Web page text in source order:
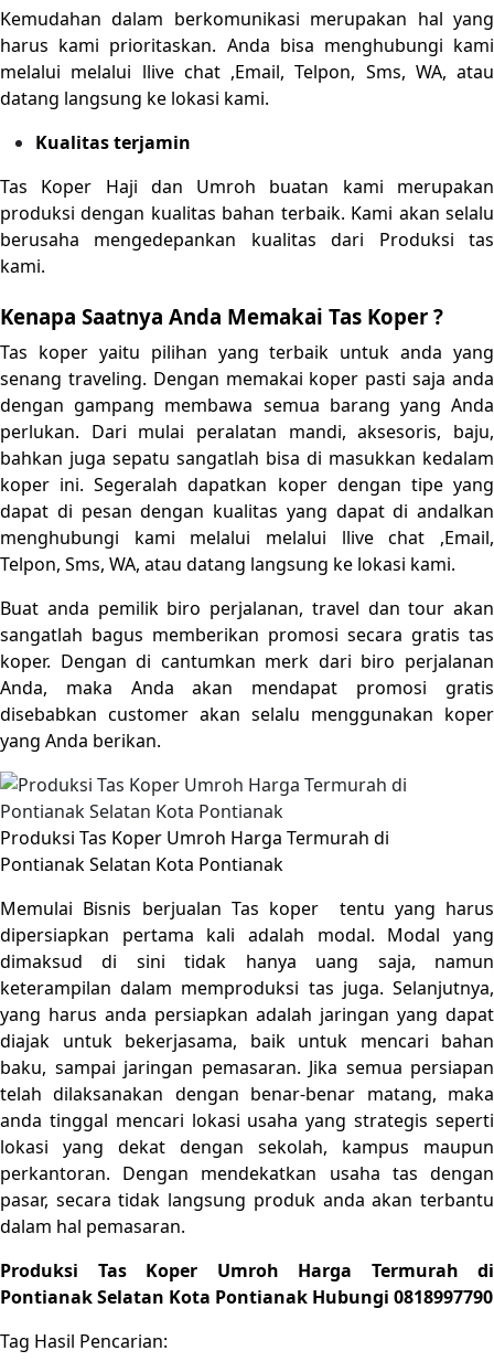
Kemudahan dalam berkomunikasi merupakan hal yang
harus kami prioritaskan. Anda bisa menghubungi kami
melalui melalui llive chat ,Email, Telpon, Sms, WA, atau
datang langsung ke lokasi kami.
Kualitas terjamin
Tas Koper Haji dan Umroh buatan kami merupakan
produksi dengan kualitas bahan terbaik. Kami akan selalu
berusaha mengedepankan kualitas dari Produksi tas
kami.
Kenapa Saatnya Anda Memakai Tas Koper ?
Tas koper yaitu pilihan yang terbaik untuk anda yang
senang traveling. Dengan memakai koper pasti saja anda
dengan gampang membawa semua barang yang Anda
perlukan. Dari mulai peralatan mandi, aksesoris, baju,
bahkan juga sepatu sangatlah bisa di masukkan kedalam
koper ini. Segeralah dapatkan koper dengan tipe yang
dapat di pesan dengan kualitas yang dapat di andalkan
menghubungi kami melalui melalui llive chat ,Email,
Telpon, Sms, WA, atau datang langsung ke lokasi kami.
Buat anda pemilik biro perjalanan, travel dan tour akan
sangatlah bagus memberikan promosi secara gratis tas
koper. Dengan di cantumkan merk dari biro perjalanan
Anda, maka Anda akan mendapat promosi gratis
disebabkan customer akan selalu menggunakan koper
yang Anda berikan.
Produksi Tas Koper Umroh Harga Termurah di
Pontianak Selatan Kota Pontianak
Memulai Bisnis berjualan Tas koper tentu yang harus
dipersiapkan pertama kali adalah modal. Modal yang
dimaksud di sini tidak hanya uang saja, namun
keterampilan dalam memproduksi tas juga. Selanjutnya,
yang harus anda persiapkan adalah jaringan yang dapat
diajak untuk bekerjasama, baik untuk mencari bahan
baku, sampai jaringan pemasaran. Jika semua persiapan
telah dilaksanakan dengan benar-benar matang, maka
anda tinggal mencari lokasi usaha yang strategis seperti
lokasi yang dekat dengan sekolah, kampus maupun
perkantoran. Dengan mendekatkan usaha tas dengan
pasar, secara tidak langsung produk anda akan terbantu
dalam hal pemasaran.
Produksi Tas Koper Umroh Harga Termurah di
Pontianak Selatan Kota Pontianak Hubungi 0818997790
Tag Hasil Pencarian: